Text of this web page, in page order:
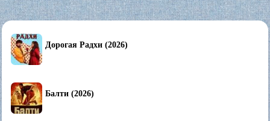
Дорогая Радхи (2026)
Балти (2026)